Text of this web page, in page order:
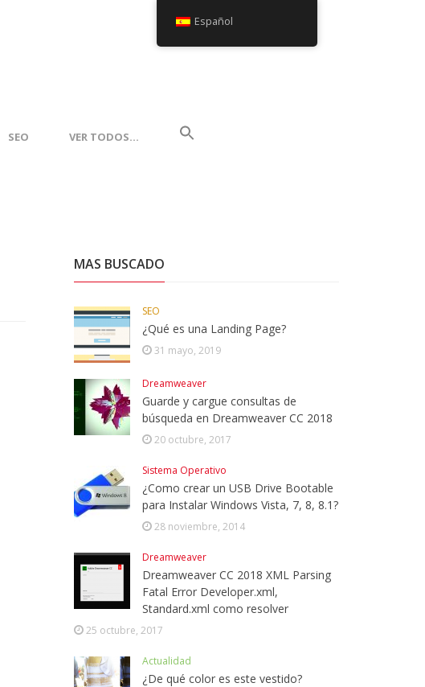
SEO VER TODOS…
MAS BUSCADO
SEO
¿Qué es una Landing Page?
31 mayo, 2019
Dreamweaver
Guarde y cargue consultas de
búsqueda en Dreamweaver CC 2018
20 octubre, 2017
Sistema Operativo
¿Como crear un USB Drive Bootable
para Instalar Windows Vista, 7, 8, 8.1?
28 noviembre, 2014
Dreamweaver
Dreamweaver CC 2018 XML Parsing
Fatal Error Developer.xml,
Standard.xml como resolver
25 octubre, 2017
Actualidad
¿De qué color es este vestido?
Español